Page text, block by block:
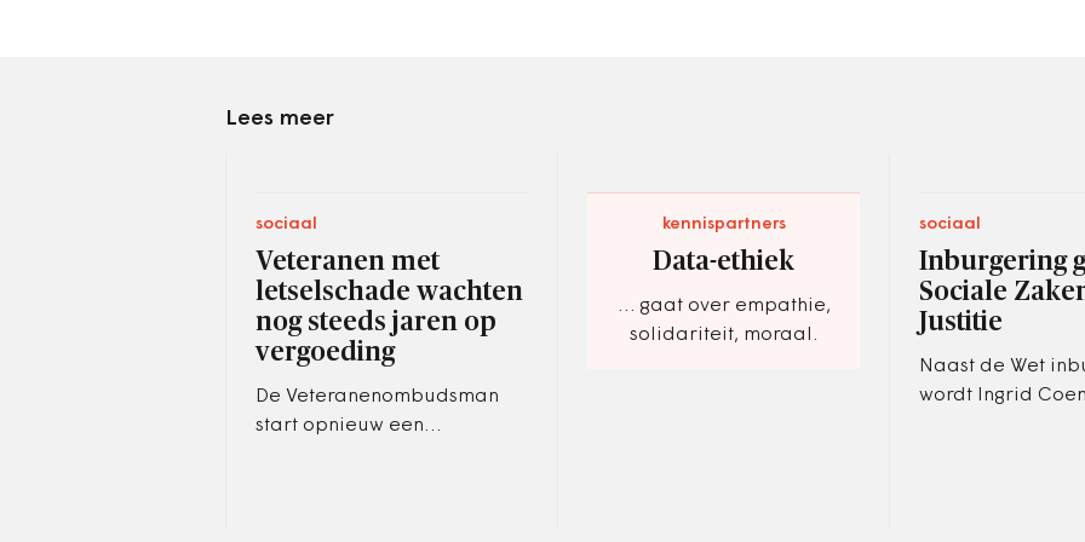
Lees meer
sociaal
Veteranen met
letselschade wachten
nog steeds jaren op
vergoeding
De Veteranenombudsman
start opnieuw een
kennispartners
Data-ethiek
… gaat over empathie,
solidariteit, moraal.
sociaal
Inburgering
Sociale
Justitie
Naast de Wet
wordt Ingrid